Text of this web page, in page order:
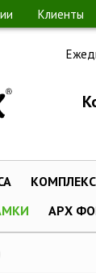
Клиенты
АРХ